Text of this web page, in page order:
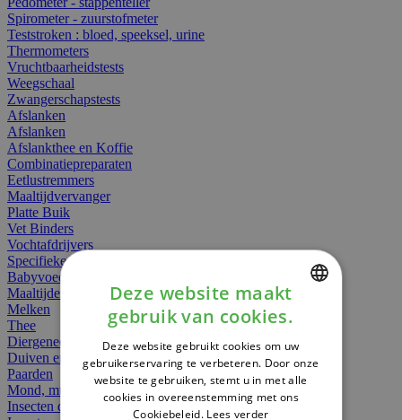
Spirometer - zuurstofmeter
Teststroken : bloed, speeksel, urine
Thermometers
Vruchtbaarheidstests
Weegschaal
Zwangerschapstests
Afslanken
Afslanken
Afslankthee en Koffie
Combinatiepreparaten
Eetlustremmers
Maaltijdvervanger
Platte Buik
Vet Binders
Vochtafdrijvers
Specifieke Voeding
Babyvoeding
Maaltijden
Melken
Thee
Diergeneesmiddelen
Duiven en vogels
Paarden
Mond, muil of snavel
Insecten dieren
DUTCH
FRENCH
ENGLISH
Deze website maakt
gebruik van cookies.
Deze website gebruikt cookies om uw
gebruikerservaring te verbeteren. Door onze
website te gebruiken, stemt u in met alle
cookies in overeenstemming met ons
Cookiebeleid. Lees verder